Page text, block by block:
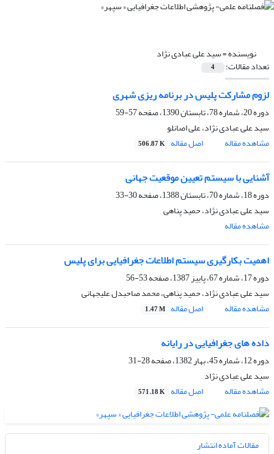
نویسنده =سید علی عبادی نژاد
تعداد مقالات: 4
لزوم مشارکت پلیس در برنامه‏ ریزى شهرى
دوره 20، شماره 78، تابستان 1390، صفحه
57-59
سید علی عبادی نژاد، علی اصانلو
مشاهده مقاله
اصل مقاله 506.87 K
آشنایى با سیستم تعیین موقعیت جهانى
دوره 18، شماره 70، تابستان 1388، صفحه
30-33
سید علی عبادی نژاد، حمید پناهی
مشاهده مقاله
اهمیت بکارگیرى سیستم اطلاعات جغرافیایى براى پلیس
دوره 17، شماره 67، پاییز 1387، صفحه
53-56
سید علی عبادی نژاد، حمید پناهی، محمد صاحبدل علیجهانی
مشاهده مقاله
اصل مقاله 1.47 M
داده های جغرافیایی در رایانه
دوره 12، شماره 45، بهار 1382، صفحه
28-31
سید علی عبادی نژاد
مشاهده مقاله
اصل مقاله 571.18 K
مقالات آماده انتشار